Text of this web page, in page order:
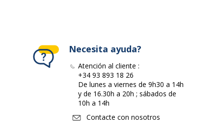
Necesita ayuda?
Atención al cliente :
+34 93 893 18 26
De lunes a viernes de 9h30 a 14h
y de 16.30h a 20h ; sábados de
10h a 14h
Contacte con nosotros